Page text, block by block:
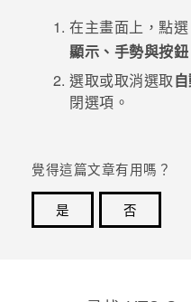
焦點訊息
校園專案
銷售門市
銷售通路
登入
在主畫面上，點選
顯示、手勢與按鈕
選取或取消選取
閉選項。
覺得這篇文章有用嗎？
是
否